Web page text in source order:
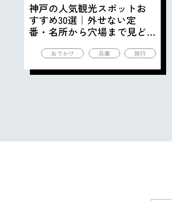
神戸の人気観光スポットお
すすめ30選｜外せない定
番・名所から穴場まで見ど
おでかけ 兵庫 旅行